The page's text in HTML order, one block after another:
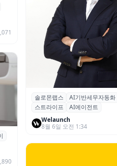
솔로몬랩스, 스트라이프 출
입…절세 전략 AI 에이전트
솔로몬랩스
AI기반세무자동화
스트라이프
AI에이전트
Welaunch
8월 6일 오전 1:34